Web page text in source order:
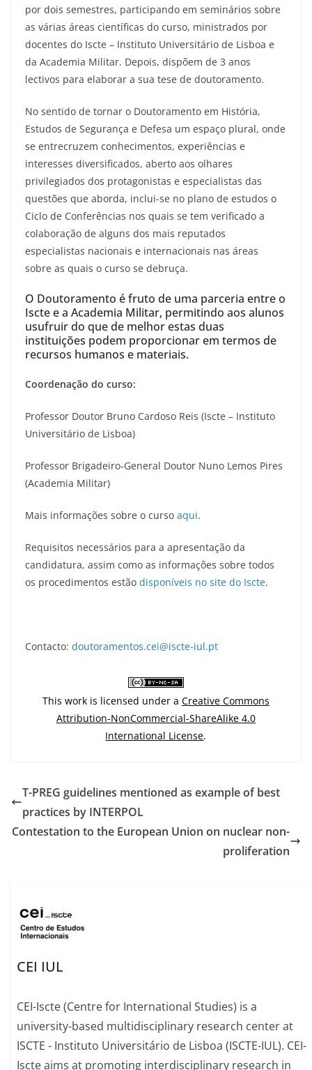
por dois semestres, participando em seminários sobre
as várias áreas científicas do curso, ministrados por
docentes do Iscte – Instituto Universitário de Lisboa e
da Academia Militar. Depois, dispõem de 3 anos
lectivos para elaborar a sua tese de doutoramento.
No sentido de tornar o Doutoramento em História,
Estudos de Segurança e Defesa um espaço plural, onde
se entrecruzem conhecimentos, experiências e
interesses diversificados, aberto aos olhares
privilegiados dos protagonistas e especialistas das
questões que aborda, inclui-se no plano de estudos o
Ciclo de Conferências nos quais se tem verificado a
colaboração de alguns dos mais reputados
especialistas nacionais e internacionais nas áreas
sobre as quais o curso se debruça.
O Doutoramento é fruto de uma parceria entre o
Iscte e a Academia Militar, permitindo aos alunos
usufruir do que de melhor estas duas
instituições podem proporcionar em termos de
recursos humanos e materiais.
Coordenação do curso:
Professor Doutor Bruno Cardoso Reis (Iscte – Instituto
Universitário de Lisboa)
Professor Brigadeiro-General Doutor Nuno Lemos Pires
(Academia Militar)
Mais informações sobre o curso aqui.
Requisitos necessários para a apresentação da
candidatura, assim como as informações sobre todos
os procedimentos estão disponíveis no site do Iscte.
Contacto: doutoramentos.cei@iscte-iul.pt
This work is licensed under a Creative Commons
Attribution-NonCommercial-ShareAlike 4.0
International License.
T-PREG guidelines mentioned as example of best
practices by INTERPOL
Contestation to the European Union on nuclear non-
proliferation
CEI IUL
CEI-Iscte (Centre for International Studies) is a
university-based multidisciplinary research center at
ISCTE - Instituto Universitário de Lisboa (ISCTE-IUL). CEI-
Iscte aims at promoting interdisciplinary research in